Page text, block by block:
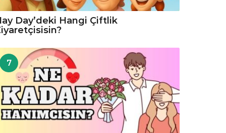
Day’deki Hangi Çiftlik
7